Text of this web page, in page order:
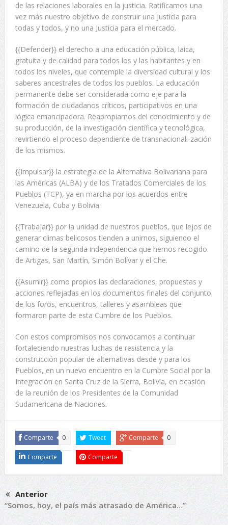
de las relaciones laborales en la justicia. Ratificamos una
vez más nuestro objetivo de construir una Justicia para
todas y todos, y no una Justicia para el mercado.
{{Defender}} el derecho a una educación pública, laica,
gratuita y de calidad para todos los y las habitantes y en
todos los niveles, que contemple la diversidad cultural y los
saberes ancestrales de todos los pueblos. La educación
permanente debe ser considerada como eje para la
formación de ciudadanos críticos, participativos en una
lógica emancipadora. Reapropiarnos del conocimiento y de
su producción, de la investigación científica y tecnológica,
revirtiendo el proceso dependiente de transnacionali-zación
de los mismos.
{{Impulsar}} la estrategia de la Alternativa Bolivariana para
las Américas (ALBA) y de los Tratados Comerciales de los
Pueblos (TCP), ya en marcha por los acuerdos entre
Venezuela, Cuba y Bolivia.
{{Trabajar}} por la unidad de nuestros pueblos, que lejos de
generar climas belicosos tienden a unirnos, siguiendo el
camino de la segunda independencia que hemos recogido
de Artigas, San Martín, Simón Bolívar y el Che.
{{Asumir}} como propios las declaraciones, propuestas y
acciones reflejadas en los documentos finales del conjunto
de los foros, encuentros, talleres y asambleas que
formaron parte de esta Cumbre de los Pueblos.
Con estos compromisos nos convocamos a continuar
fortaleciendo nuestras luchas de resistencia y la
construcción popular de alternativas desde y para los
Pueblos, en un nuevo encuentro en la Cumbre Social por la
Integración en Santa Cruz de la Sierra, Bolivia, en ocasión
de la reunión de los Presidentes de la Comunidad
Sudamericana de Naciones.
Comparte 0 Tweet Comparte 0
Comparte Comparte
Anterior
“Somos, hoy, el país más atrasado de América…”